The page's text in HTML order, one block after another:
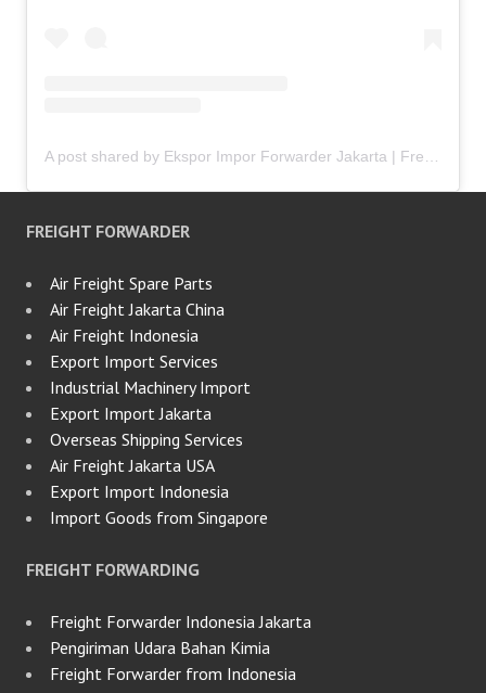
FREIGHT FORWARDER
Air Freight Spare Parts
Air Freight Jakarta China
Air Freight Indonesia
Export Import Services
Industrial Machinery Import
Export Import Jakarta
Overseas Shipping Services
Air Freight Jakarta USA
Export Import Indonesia
Import Goods from Singapore
FREIGHT FORWARDING
Freight Forwarder Indonesia Jakarta
Pengiriman Udara Bahan Kimia
Freight Forwarder from Indonesia